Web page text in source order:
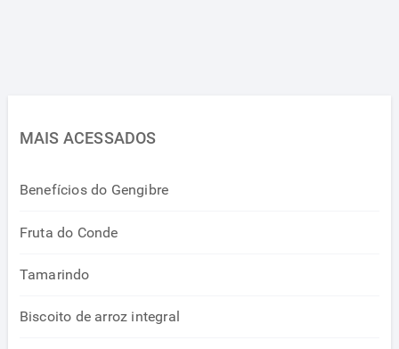
MAIS ACESSADOS
Benefícios do Gengibre
Fruta do Conde
Tamarindo
Biscoito de arroz integral